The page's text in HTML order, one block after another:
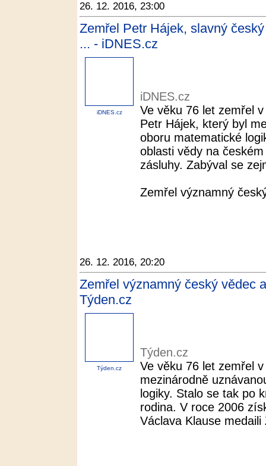
26. 12. 2016, 23:00
Zemřel Petr Hájek, slavný
... - iDNES.cz
iDNES.cz
iDNES.cz
Ve věku 76 let zemřel
Petr Hájek, který byl
oboru matematické
oblasti vědy na
zásluhy. Zabýval se
Zemřel významný
26. 12. 2016, 20:20
Zemřel významný český vědec
Týden.cz
Týden.cz
Týden.cz
Ve věku 76 let zemřel
mezinárodně
logiky. Stalo se tak po
rodina. V roce 2006
Václava Klause medaili